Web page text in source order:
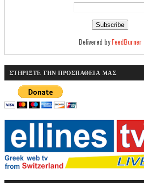
Delivered byFeedBurner
ΣΤΗΡΙΞΤΕ ΤΗΝ ΠΡΟΣΠΑΘΕΙΑ ΜΑΣ